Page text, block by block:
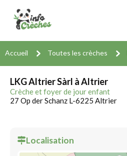
Accueil Toutes les crèches
LKG Altrier Sàrl à Altrier
Crèche et foyer de jour enfant
27 Op der Schanz L-6225 Altrier
Localisation